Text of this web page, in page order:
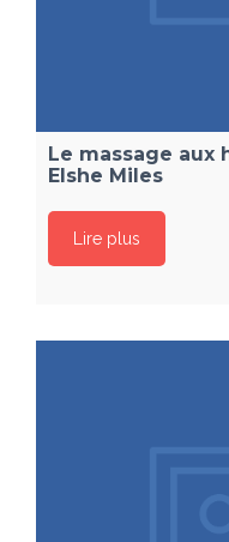
Le massage
Elshe Miles
Lire plus